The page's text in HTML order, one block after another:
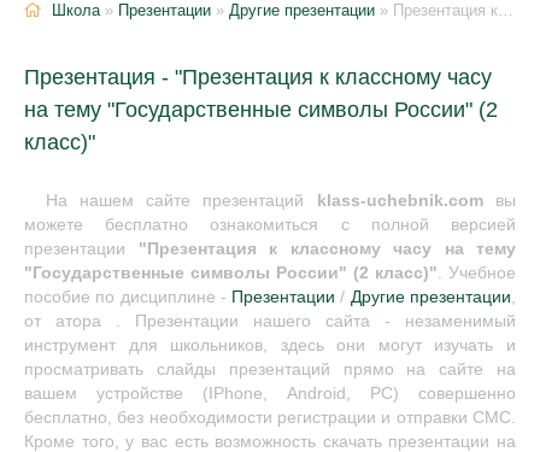
Школа» Презентации » Другие презентации » Презентация к классному часу на тему "Государственные символы России" (2 класс)
Презентация - "Презентация к классному часу
на тему "Государственные символы России" (2
класс)"
На нашем сайте презентаций klass-uchebnik.comвы
можете бесплатно ознакомиться с полной версией
презентации "Презентация к классному часу на тему
"Государственные символы России" (2 класс)". Учебное
пособие по дисциплине - Презентации / Другие презентации,
от атора . Презентации нашего сайта - незаменимый
инструмент для школьников, здесь они могут изучать и
просматривать слайды презентаций прямо на сайте на
вашем устройстве (IPhone, Android, PC) совершенно
бесплатно, без необходимости регистрации и отправки СМС.
Кроме того, у вас есть возможность скачать презентации на